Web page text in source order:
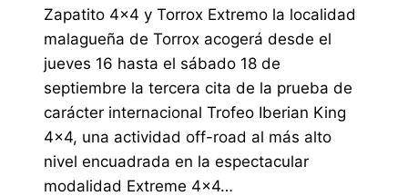
Zapatito 4×4 y Torrox Extremo la localidad
malagueña de Torrox acogerá desde el
jueves 16 hasta el sábado 18 de
septiembre la tercera cita de la prueba de
carácter internacional Trofeo Iberian King
4×4, una actividad off-road al más alto
nivel encuadrada en la espectacular
modalidad Extreme 4×4…